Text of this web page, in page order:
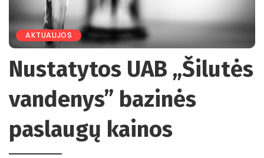
AKTUALIJOS
Nustatytos UAB „Šilutės
vandenys” bazinės
paslaugų kainos